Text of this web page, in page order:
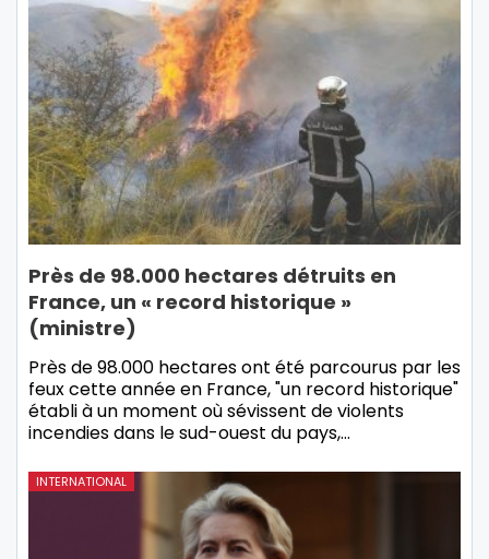
Près de 98.000 hectares détruits en
France, un « record historique »
(ministre)
Près de 98.000 hectares ont été parcourus par les
feux cette année en France, "un record historique"
établi à un moment où sévissent de violents
incendies dans le sud-ouest du pays,…
INTERNATIONAL